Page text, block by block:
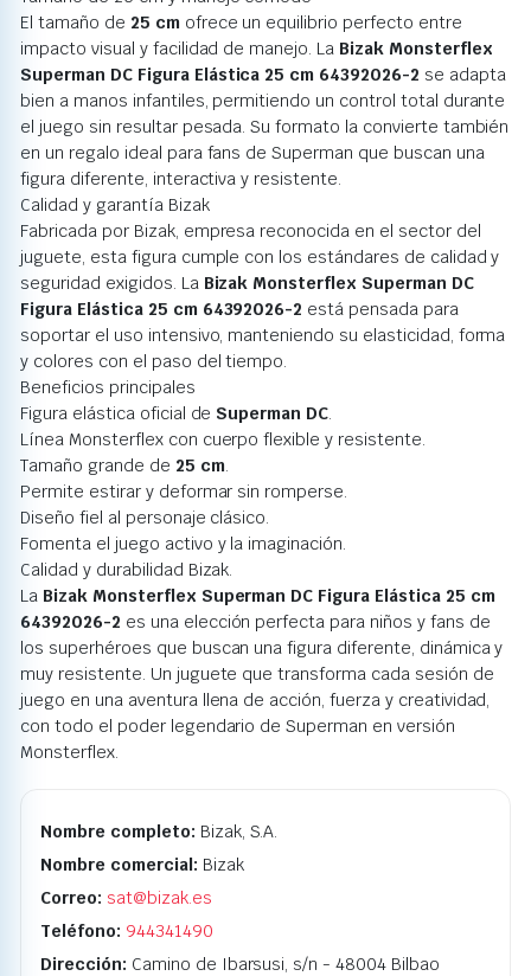
El tamaño de 25 cm ofrece un equilibrio perfecto entre
impacto visual y facilidad de manejo. La Bizak Monsterflex
Superman DC Figura Elástica 25 cm 64392026-2 se adapta
bien a manos infantiles, permitiendo un control total durante
el juego sin resultar pesada. Su formato la convierte también
en un regalo ideal para fans de Superman que buscan una
figura diferente, interactiva y resistente.
Calidad y garantía Bizak
Fabricada por Bizak, empresa reconocida en el sector del
juguete, esta figura cumple con los estándares de calidad y
seguridad exigidos. La Bizak Monsterflex Superman DC
Figura Elástica 25 cm 64392026-2 está pensada para
soportar el uso intensivo, manteniendo su elasticidad, forma
y colores con el paso del tiempo.
Beneficios principales
Figura elástica oficial de Superman DC.
Línea Monsterflex con cuerpo flexible y resistente.
Tamaño grande de 25 cm.
Permite estirar y deformar sin romperse.
Diseño fiel al personaje clásico.
Fomenta el juego activo y la imaginación.
Calidad y durabilidad Bizak.
La Bizak Monsterflex Superman DC Figura Elástica 25 cm
64392026-2 es una elección perfecta para niños y fans de
los superhéroes que buscan una figura diferente, dinámica y
muy resistente. Un juguete que transforma cada sesión de
juego en una aventura llena de acción, fuerza y creatividad,
con todo el poder legendario de Superman en versión
Monsterflex.
Nombre completo: Bizak, S.A.
Nombre comercial: Bizak
Correo: sat@bizak.es
Teléfono: 944341490
Dirección: Camino de Ibarsusi, s/n - 48004 Bilbao